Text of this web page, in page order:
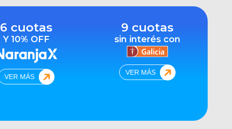
6 cuotas
Y 10% OFF
VER MÁS
9 cuotas
sin interés con
VER MÁS